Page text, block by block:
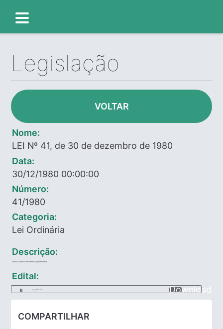
Legislação
VOLTAR
Nome:
LEI Nº 41, de 30 de dezembro de 1980
Data:
30/12/1980 00:00:00
Número:
41/1980
Categoria:
Lei Ordinária
Descrição:
Autoriza abertura de créditos suplementares
Edital:
Lei_41_1980.pdf Download
COMPARTILHAR